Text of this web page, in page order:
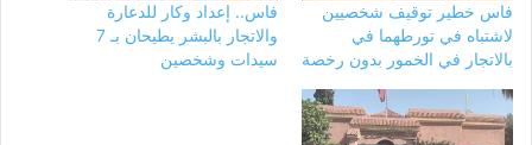
فاس خطير توقيف شخصيين
لاشتباه في تورطهما في
بالاتجار في الخمور بدون رخصة
فاس.. إعداد وكار للدعارة
والاتجار بالبشر يطيحان بـ 7
سيدات وشخصين